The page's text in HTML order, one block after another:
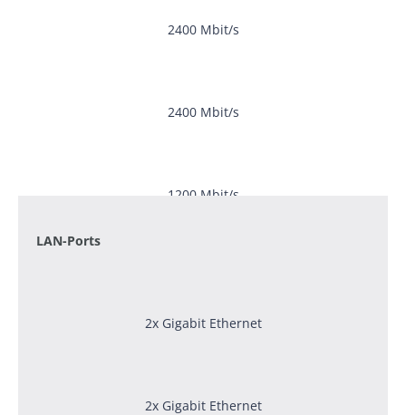
2400 Mbit/s
2400 Mbit/s
1200 Mbit/s
LAN-Ports
2x Gigabit Ethernet
2x Gigabit Ethernet